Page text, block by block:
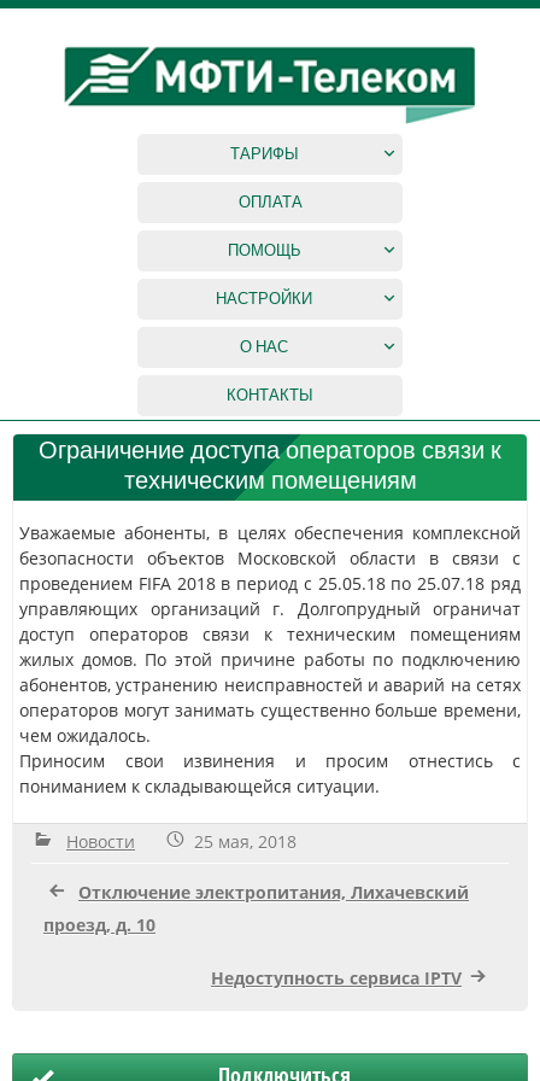
ТАРИФЫ
ОПЛАТА
ПОМОЩЬ
НАСТРОЙКИ
О НАС
КОНТАКТЫ
Ограничение доступа операторов связи к
техническим помещениям
Уважаемые абоненты, в целях обеспечения комплексной
безопасности объектов Московской области в связи с
проведением FIFA 2018 в период с 25.05.18 по 25.07.18 ряд
управляющих организаций г. Долгопрудный ограничат
доступ операторов связи к техническим помещениям
жилых домов. По этой причине работы по подключению
абонентов, устранению неисправностей и аварий на сетях
операторов могут занимать существенно больше времени,
чем ожидалось.
Приносим свои извинения и просим отнестись с
пониманием к складывающейся ситуации.
Новости 25 мая, 2018
Отключение электропитания, Лихачевский
проезд, д. 10
Недоступность сервиса IPTV
Подключиться